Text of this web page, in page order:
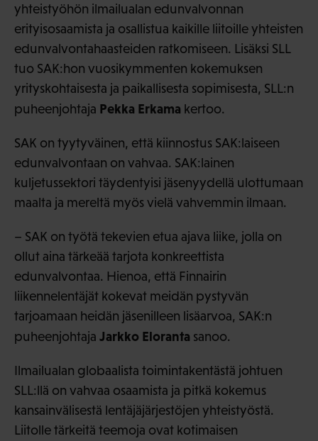
yhteistyöhön ilmailualan edunvalvonnan
erityisosaamista ja osallistua kaikille liitoille yhteisten
edunvalvontahaasteiden ratkomiseen. Lisäksi SLL
tuo SAK:hon vuosikymmenten kokemuksen
yrityskohtaisesta ja paikallisesta sopimisesta, SLL:n
puheenjohtaja Pekka Erkama kertoo.
SAK on tyytyväinen, että kiinnostus SAK:laiseen
edunvalvontaan on vahvaa. SAK:lainen
kuljetussektori täydentyisi jäsenyydellä ulottumaan
maalta ja mereltä myös vielä vahvemmin ilmaan.
– SAK on työtä tekevien etua ajava liike, jolla on
ollut aina tärkeää tarjota konkreettista
edunvalvontaa. Hienoa, että Finnairin
liikennelentäjät kokevat meidän pystyvän
tarjoamaan heidän jäsenilleen lisäarvoa, SAK:n
puheenjohtaja Jarkko Eloranta sanoo.
Ilmailualan globaalista toimintakentästä johtuen
SLL:llä on vahvaa osaamista ja pitkä kokemus
kansainvälisestä lentäjäjärjestöjen yhteistyöstä.
Liitolle tärkeitä teemoja ovat kotimaisen